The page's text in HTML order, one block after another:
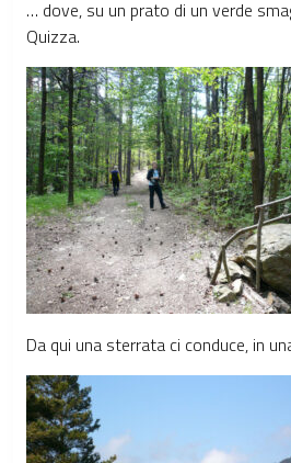
… dove, su un prato di un verde
Quizza.
Da qui una sterrata ci conduce, in